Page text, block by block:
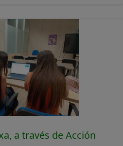
a través de Acción